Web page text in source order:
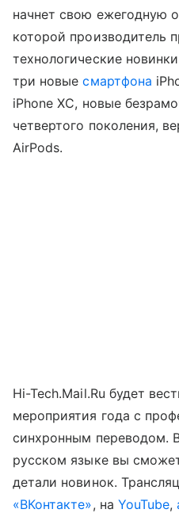
начнет свою ежегодную
которой производитель
технологические
три новыесмартфона
iPhone XC, новые
четвертого поколения,
AirPods.
Hi-Tech.Mail.Ru будет
мероприятия года с
синхронным переводом.
русском языке вы
детали новинок.
«ВКонтакте», на YouTube,